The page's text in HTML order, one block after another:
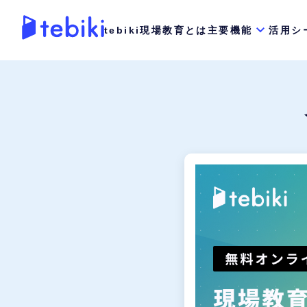
tebiki現場教育とは 主要機能 活用シ